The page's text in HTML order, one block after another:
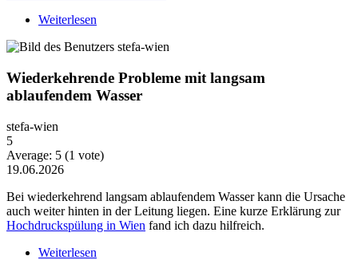
Weiterlesen
Wiederkehrende Probleme mit langsam
ablaufendem Wasser
stefa-wien
5
Average: 5 (1 vote)
19.06.2026
Bei wiederkehrend langsam ablaufendem Wasser kann die Ursache
auch weiter hinten in der Leitung liegen. Eine kurze Erklärung zur
Hochdruckspülung in Wien fand ich dazu hilfreich.
Weiterlesen